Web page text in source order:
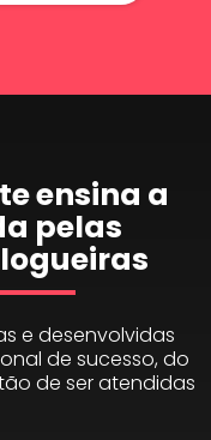
ensina a
pelas
e desenvolvidas
de sucesso, do
de ser atendidas